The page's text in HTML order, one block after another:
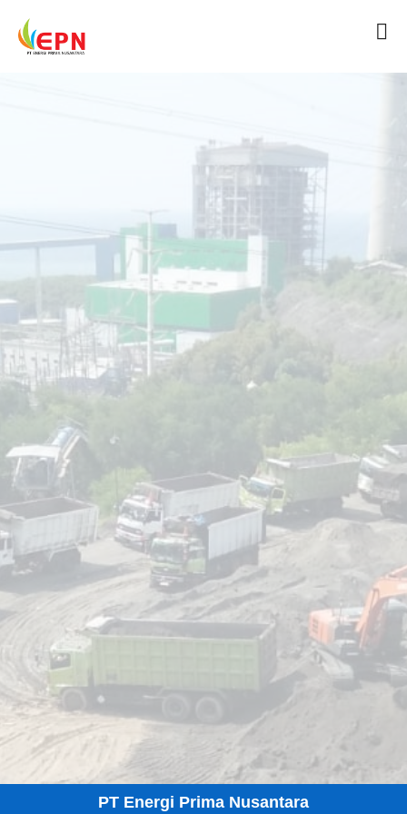
PT Energi Prima Nusantara